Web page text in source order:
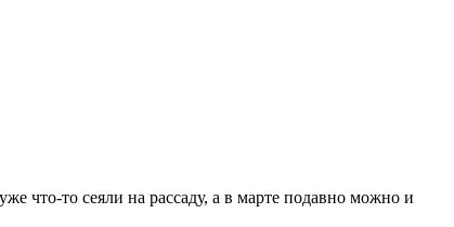
что-то сеяли на рассаду, а в марте подавно можно и